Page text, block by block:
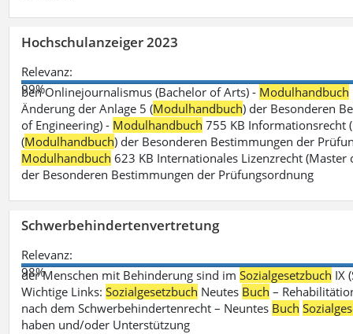
Hochschulanzeiger 2023
Relevanz:
99%
ben Onlinejournalismus (Bachelor of Arts) - Modulhandbuch
Änderung der Anlage 5 (Modulhandbuch) der Besonderen
of Engineering) - Modulhandbuch 755 KB Informationsrecht
(Modulhandbuch) der Besonderen Bestimmungen der
Modulhandbuch 623 KB Internationales Lizenzrecht (Master
der Besonderen Bestimmungen der Prüfungsordnung
Schwerbehindertenvertretung
Relevanz:
98%
der Menschen mit Behinderung sind imSozialgesetzbuch IX
Wichtige Links:Sozialgesetzbuch Neutes Buch –
nach dem Schwerbehindertenrecht – Neuntes Buch
haben und/oder Unterstützung